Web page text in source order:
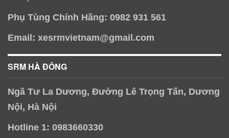
Phụ Tùng Chính Hãng: 0982 931 561
Email: xesrmvietnam@gmail.com
SRM HÀ ĐÔNG
Ngã Tư La Dương, Đường Lê Trọng Tấn, Dương
Nội, Hà Nội
Hotline 1: 0983660330